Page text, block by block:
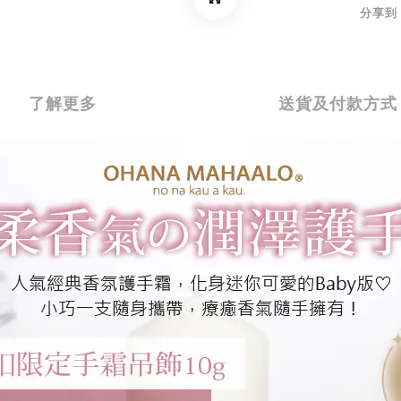
分享到
了解更多 送貨及付款方式